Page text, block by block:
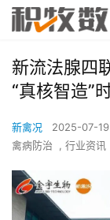
新流法腺四
“真核智造”
新禽况 2025-07-
禽病防治
, 行业资讯